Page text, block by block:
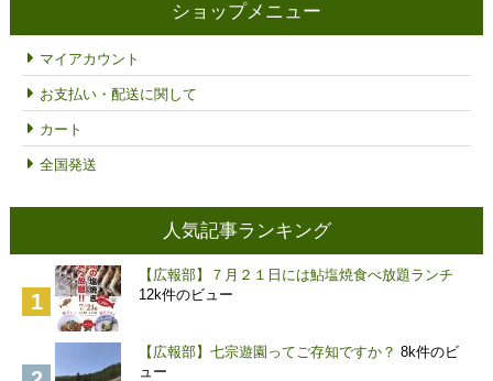
ショップメニュー
マイアカウント
お支払い・配送に関して
カート
全国発送
人気記事ランキング
【広報部】７月２１日には鮎塩焼食べ放題ランチ
12k件のビュー
【広報部】七宗遊園ってご存知ですか？ 8k件のビ
ュー